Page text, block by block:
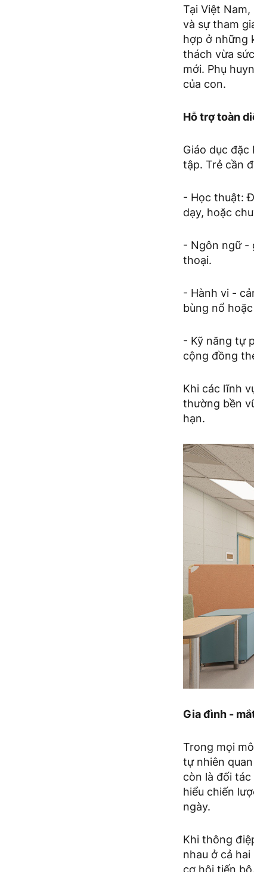
Tại Việt
và sự tham
hợp ở những
thách vừa
mới. Phụ
của con.
Hỗ trợ toàn
Giáo dục
tập. Trẻ cần
- Học thuật:
dạy, hoặc
- Ngôn ngữ -
thoại.
- Hành vi -
bùng nổ
- Kỹ năng tự
cộng đồng
Khi các lĩnh
thường bền
hạn.
Gia đình -
Trong mọi
tự nhiên
còn là đối
hiểu chiến
ngày.
Khi thông
nhau ở cả